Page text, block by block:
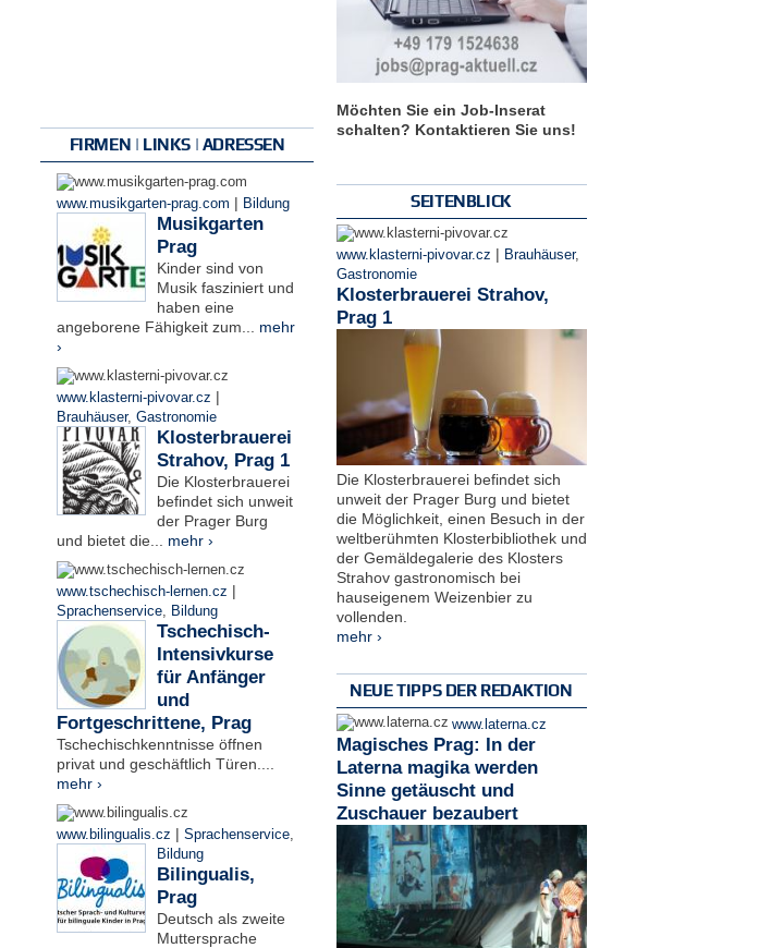
FIRMEN | LINKS | ADRESSEN
www.musikgarten-prag.com | Bildung
Musikgarten
Prag
Kinder sind von
Musik fasziniert und
haben eine
angeborene Fähigkeit zum... mehr
›
www.klasterni-pivovar.cz |
Brauhäuser, Gastronomie
Klosterbrauerei
Strahov, Prag 1
Die Klosterbrauerei
befindet sich unweit
der Prager Burg
und bietet die... mehr ›
www.tschechisch-lernen.cz |
Sprachenservice, Bildung
Tschechisch-
Intensivkurse
für Anfänger
und
Fortgeschrittene, Prag
Tschechischkenntnisse öffnen
privat und geschäftlich Türen....
mehr ›
www.bilingualis.cz | Sprachenservice,
Bildung
Bilingualis,
Prag
Deutsch als zweite
Muttersprache
Möchten Sie ein Job-Inserat
schalten? Kontaktieren Sie uns!
SEITENBLICK
www.klasterni-pivovar.cz | Brauhäuser,
Gastronomie
Klosterbrauerei Strahov,
Prag 1
Die Klosterbrauerei befindet sich
unweit der Prager Burg und bietet
die Möglichkeit, einen Besuch in der
weltberühmten Klosterbibliothek und
der Gemäldegalerie des Klosters
Strahov gastronomisch bei
hauseigenem Weizenbier zu
vollenden.
mehr ›
NEUE TIPPS DER REDAKTION
www.laterna.cz
Magisches Prag: In der
Laterna magika werden
Sinne getäuscht und
Zuschauer bezaubert